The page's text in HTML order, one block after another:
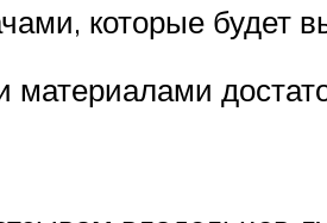
которые будет
материалами